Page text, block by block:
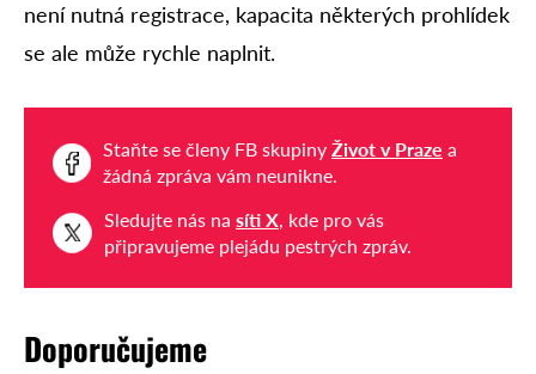
není nutná registrace, kapacita některých prohlídek
se ale může rychle naplnit.
Staňte se členy FB skupiny Život v Praze a
žádná zpráva vám neunikne.
Sledujte nás na síti X, kde pro vás
připravujeme plejádu pestrých zpráv.
Doporučujeme